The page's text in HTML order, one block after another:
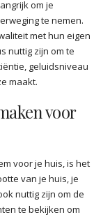
om je
te nemen.
met hun eigen
nuttig zijn om te
geluidsniveau
maakt.
voor
voor je huis, is het
van je huis, je
nuttig zijn om de
te bekijken om